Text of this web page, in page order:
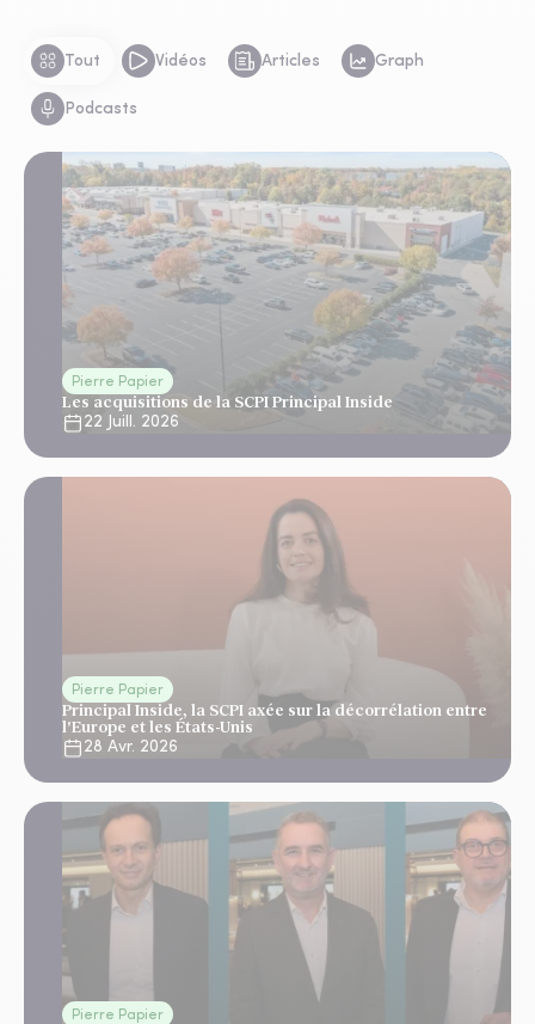
Tout Vidéos Articles Graph
Podcasts
Pierre Papier
Les acquisitions de la SCPI Principal Inside
22 Juill. 2026
Pierre Papier
Principal Inside, la SCPI axée sur la décorrélation entre
l'Europe et les États-Unis
28 Avr. 2026
Pierre Papier